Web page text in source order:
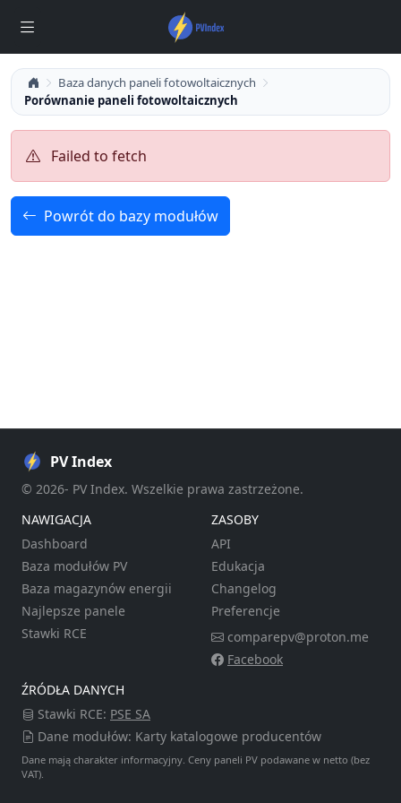
Baza danych paneli fotowoltaicznych
Porównanie paneli fotowoltaicznych
Failed to fetch
Powrót do bazy modułów
PV Index
© 2026- PV Index. Wszelkie prawa zastrzeżone.
NAWIGACJA
Dashboard
Baza modułów PV
Baza magazynów energii
Najlepsze panele
Stawki RCE
ZASOBY
API
Edukacja
Changelog
Preferencje
comparepv@proton.me
Facebook
ŹRÓDŁA DANYCH
Stawki RCE: PSE SA
Dane modułów: Karty katalogowe producentów
Dane mają charakter informacyjny. Ceny paneli PV podawane w netto (bez
VAT).